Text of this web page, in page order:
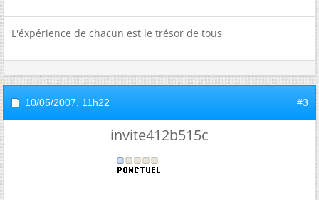
L'éxpérience de chacun est le trésor de tous
10/05/2007, 11h22 #3
invite412b515c